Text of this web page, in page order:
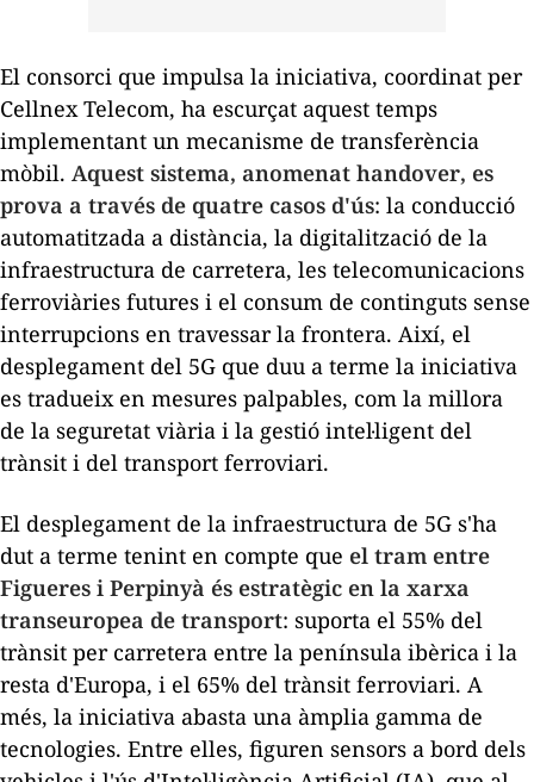
El consorci que impulsa la iniciativa, coordinat per
Cellnex Telecom, ha escurçat aquest temps
implementant un mecanisme de transferència
mòbil. Aquest sistema, anomenat handover, es
prova a través de quatre casos d'ús: la conducció
automatitzada a distància, la digitalització de la
infraestructura de carretera, les telecomunicacions
ferroviàries futures i el consum de continguts sense
interrupcions en travessar la frontera. Així, el
desplegament del 5G que duu a terme la iniciativa
es tradueix en mesures palpables, com la millora
de la seguretat viària i la gestió intel·ligent del
trànsit i del transport ferroviari.
El desplegament de la infraestructura de 5G s'ha
dut a terme tenint en compte que el tram entre
Figueres i Perpinyà és estratègic en la xarxa
transeuropea de transport: suporta el 55% del
trànsit per carretera entre la península ibèrica i la
resta d'Europa, i el 65% del trànsit ferroviari. A
més, la iniciativa abasta una àmplia gamma de
tecnologies. Entre elles, figuren sensors a bord dels